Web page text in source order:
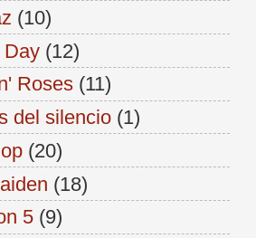
(10)
Day (12)
Roses (11)
del silencio (1)
(20)
(18)
5 (9)